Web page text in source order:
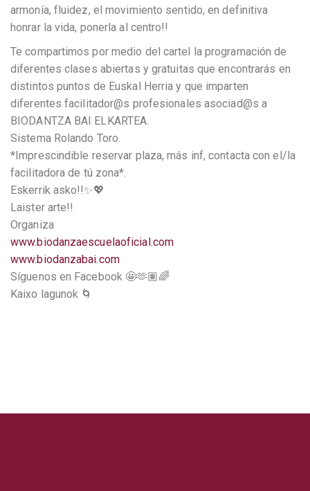
armonía, fluidez, el movimiento sentido, en definitiva
honrar la vida, ponerla al centro!!
Te compartimos por medio del cartel la programación de
diferentes clases abiertas y gratuitas que encontrarás en
distintos puntos de Euskal Herria y que imparten
diferentes facilitador@s profesionales asociad@s a
BIODANTZA BAI ELKARTEA.
Sistema Rolando Toro.
*Imprescindible reservar plaza, más inf, contacta con el/la
facilitadora de tú zona*.
Eskerrik asko!!✨💖
Laister arte!!
Organiza
www.biodanzaescuelaoficial.com
www.biodanzabai.com
Síguenos en Facebook 🤩🫶🏽🌈
Kaixo lagunok 🌀